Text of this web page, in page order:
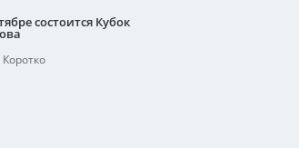
состоится Кубок
Коротко